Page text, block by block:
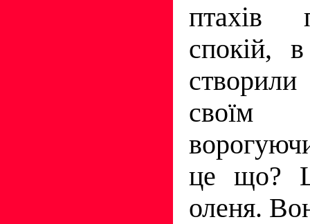
птахів
спокій,
своїм
це що?
оленя.